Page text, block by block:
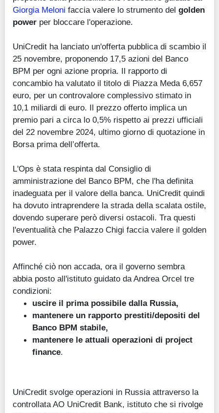
Giorgia Meloni faccia valere lo strumento del golden
power per bloccare l'operazione.
UniCredit ha lanciato un'offerta pubblica di scambio il
25 novembre, proponendo 17,5 azioni del Banco
BPM per ogni azione propria. Il rapporto di
concambio ha valutato il titolo di Piazza Meda 6,657
euro, per un controvalore complessivo stimato in
10,1 miliardi di euro. Il prezzo offerto implica un
premio pari a circa lo 0,5% rispetto ai prezzi ufficiali
del 22 novembre 2024, ultimo giorno di quotazione in
Borsa prima dell’offerta.
L'Ops è stata respinta dal Consiglio di
amministrazione del Banco BPM, che l'ha definita
inadeguata per il valore della banca. UniCredit quindi
ha dovuto intraprendere la strada della scalata ostile,
dovendo superare però diversi ostacoli. Tra questi
l'eventualità che Palazzo Chigi faccia valere il golden
power.
Affinché ciò non accada, ora il governo sembra
abbia posto all'istituto guidato da Andrea Orcel tre
condizioni:
uscire il prima possibile dalla Russia,
mantenere un rapporto prestiti/depositi del
Banco BPM stabile,
mantenere le attuali operazioni di project
finance.
UniCredit svolge operazioni in Russia attraverso la
controllata AO UniCredit Bank, istituto che si rivolge